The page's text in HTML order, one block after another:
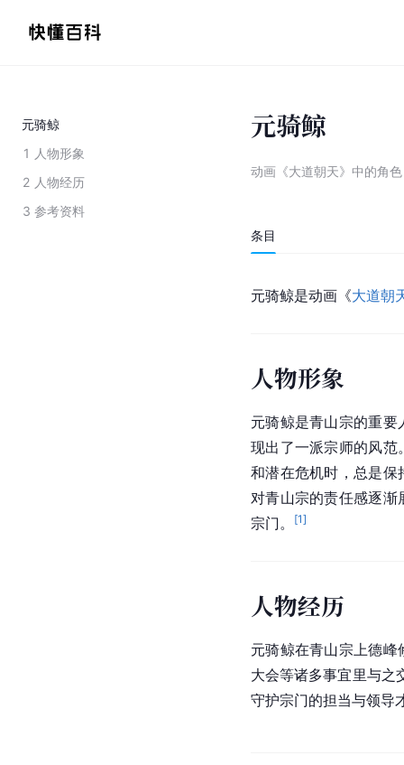
元骑鲸
1 人物形象
2 人物经历
3 参考资料
元骑鲸
动画《大道朝天》中的角色
条目
元骑鲸是动画《大道朝
人物形象
元骑鲸是青山宗的重
现出了一派宗师的风范
和潜在危机时，总是保
对青山宗的责任感逐
宗门。
[1]
人物经历
元骑鲸在青山宗上德
大会等诸多事宜里与之
守护宗门的担当与领导